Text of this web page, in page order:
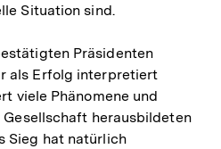
Situation sind.
Präsidenten
als Erfolg interpretiert
viele Phänomene und
Gesellschaft herausbildeten
Sieg hat natürlich